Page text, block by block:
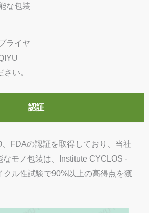
な包装
ライヤ
い。
認証
FDAの認証を取得しており、当社
なモノ包装は、Institute CYCLOS -
クル性試験で90%以上の高得点を獲